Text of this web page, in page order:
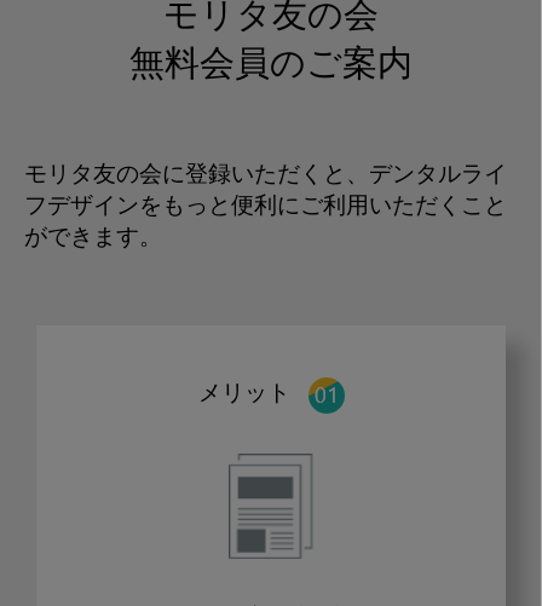
モリタ友の会
無料会員のご案内
モリタ友の会に登録いただくと、デンタルライ
フデザインをもっと便利にご利用いただくこと
ができます。
メリット